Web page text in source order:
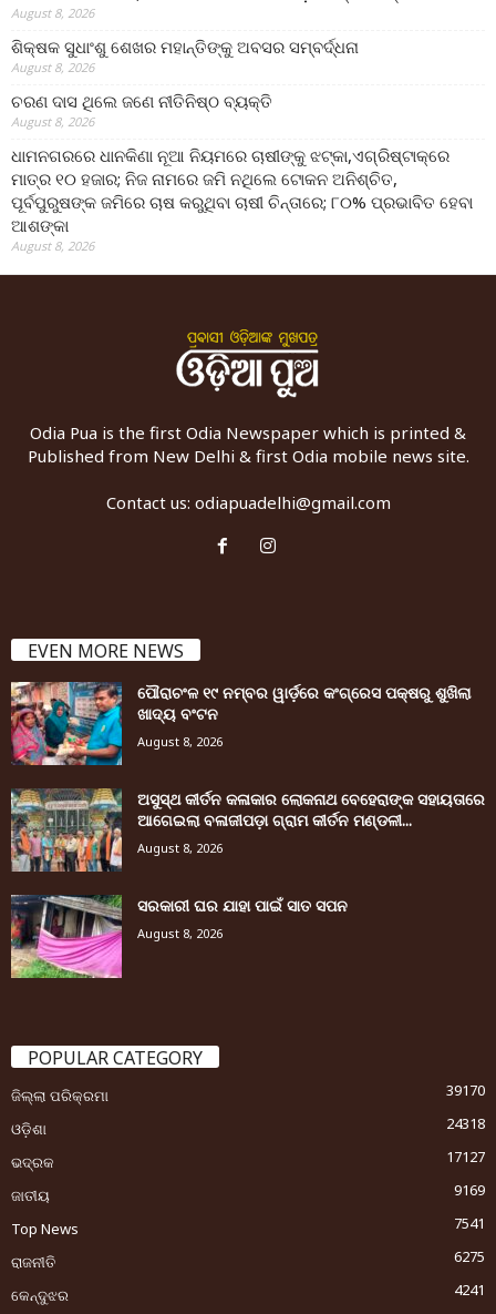
August 8, 2026
ଶିକ୍ଷକ ସୁଧାଂଶୁ ଶେଖର ମହାନ୍ତିଙ୍କୁ ଅବସର ସମ୍ବର୍ଦ୍ଧନା
August 8, 2026
ଚରଣ ଦାସ ଥିଲେ ଜଣେ ନୀତିନିଷ୍ଠ ବ୍ୟକ୍ତି
August 8, 2026
ଧାମନଗରରେ ଧାନକିଣା ନୂଆ ନିୟମରେ ଚାଷୀଙ୍କୁ ଝଟ୍‌କା,ଏଗ୍ରିଷ୍ଟାକ୍‌ରେ
ମାତ୍ର ୧୦ ହଜାର; ନିଜ ନାମରେ ଜମି ନଥିଲେ ଟୋକନ ଅନିଶ୍ଚିତ,
ପୂର୍ବପୁରୁଷଙ୍କ ଜମିରେ ଚାଷ କରୁଥିବା ଚାଷୀ ଚିନ୍ତାରେ; ୮୦% ପ୍ରଭାବିତ ହେବା
ଆଶଙ୍କା
August 8, 2026
Odia Pua is the first Odia Newspaper which is printed &
Published from New Delhi & first Odia mobile news site.
Contact us: odiapuadelhi@gmail.com
EVEN MORE NEWS
ପୌରାଚଂଳ ୧୯ ନମ୍ବର ୱାର୍ଡ଼ରେ କଂଗ୍ରେସ ପକ୍ଷରୁ ଶୁଖିଲା
ଖାଦ୍ୟ ବଂଟନ
August 8, 2026
ଅସୁସ୍ଥ କୀର୍ତନ କଳାକାର ଲୋକନାଥ ବେହେରାଙ୍କ ସହାୟତାରେ
ଆଗେଇଲା ବଳାଜୀପଡ଼ା ଗ୍ରାମ କୀର୍ତନ ମଣ୍ଡଳୀ...
August 8, 2026
ସରକାରୀ ଘର ଯାହା ପାଇଁ ସାତ ସପନ
August 8, 2026
POPULAR CATEGORY
ଜିଲ୍ଲା ପରିକ୍ରମା
39170
ଓଡ଼ିଶା
24318
ଭଦ୍ରକ
17127
ଜାତୀୟ
9169
Top News
7541
ରାଜନୀତି
6275
କେନ୍ଦୁଝର
4241